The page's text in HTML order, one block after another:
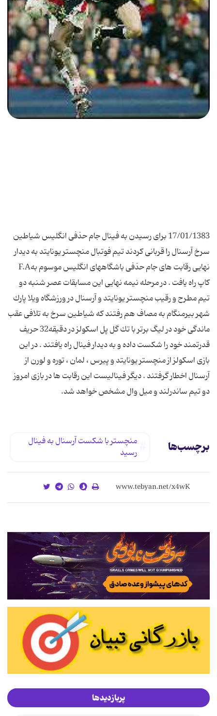
17/01/1383 برای رسیدن به فینال جام حذفی انگلیس شیاطین
سرخ آرسنال را قربانی كردند تیم فوتبال منچستر یونایتد به دیدار
نهایی رقابت های جام حذفی باشگاههای انگلیس موسوم بهF.A
كاپ راه یافت . در مرحله نیمه نهایی این مسابقات عصر شنبه دو
تیم مطرح و رقیب منچستر یونایتد و آرسنال در ورزشگاه ویلا پارك
شهر بیرمنگام به مصاف هم رفتند كه شیاطین سرخ به تلافی عقب
ماندگی خود در لیگ برتر با تك گل پل اسكولز در دقیقه32 حریف
قدرتمند خود را شكست داده و به دیدار فینال راه یافتند . در این
بازی اسكولز از منچستر یونایتد و پیرس ، لمان ، توره و لورن از
آرسنال اخطار گرفتند . دیگر فینالیست این رقابت ها در بازی امروز
دو تیم ساندرلند و میل وال مشخص خواهد شد.
برچسب‌ها
منچستر با شكست آرسنال به فینال
رسید
پربازدیدها